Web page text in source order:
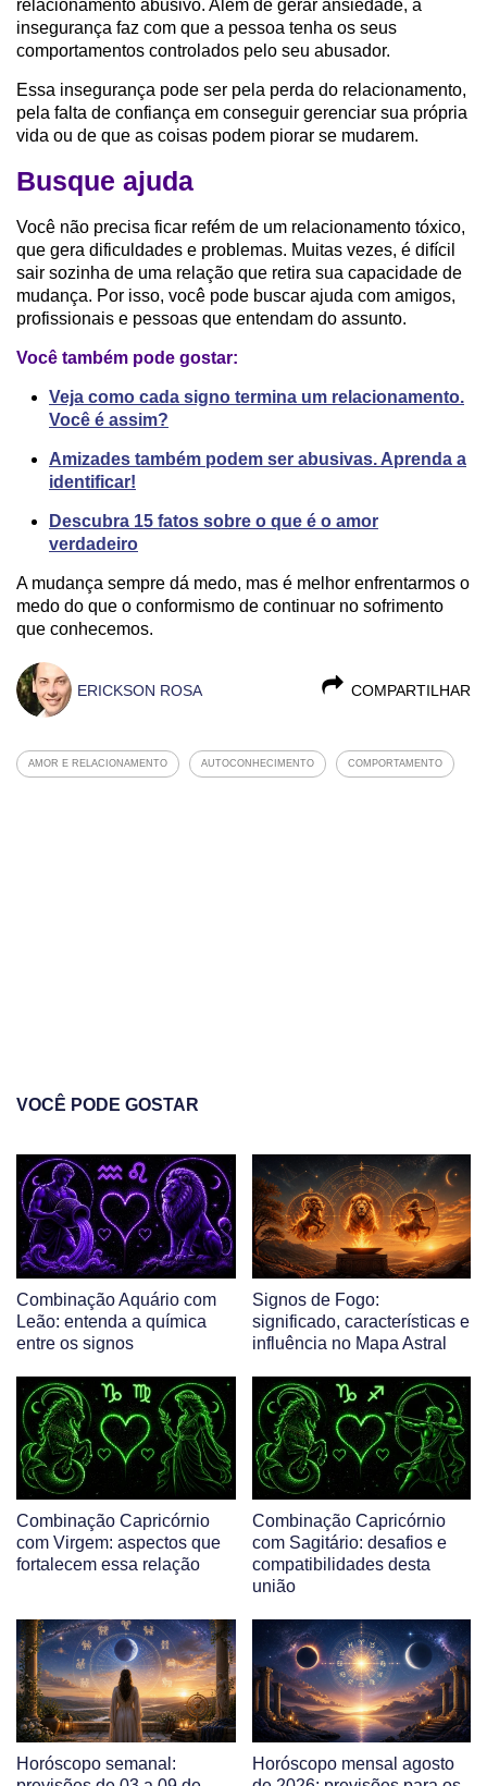
relacionamento abusivo. Além de gerar ansiedade, a
insegurança faz com que a pessoa tenha os seus
comportamentos controlados pelo seu abusador.
Essa insegurança pode ser pela perda do relacionamento,
pela falta de confiança em conseguir gerenciar sua própria
vida ou de que as coisas podem piorar se mudarem.
Busque ajuda
Você não precisa ficar refém de um relacionamento tóxico,
que gera dificuldades e problemas. Muitas vezes, é difícil
sair sozinha de uma relação que retira sua capacidade de
mudança. Por isso, você pode buscar ajuda com amigos,
profissionais e pessoas que entendam do assunto.
Você também pode gostar:
Veja como cada signo termina um relacionamento.
Você é assim?
Amizades também podem ser abusivas. Aprenda a
identificar!
Descubra 15 fatos sobre o que é o amor
verdadeiro
A mudança sempre dá medo, mas é melhor enfrentarmos o
medo do que o conformismo de continuar no sofrimento
que conhecemos.
COMPARTILHAR
ERICKSON ROSA
AMOR E RELACIONAMENTO AUTOCONHECIMENTO COMPORTAMENTO
VOCÊ PODE GOSTAR
Combinação Aquário com
Leão: entenda a química
entre os signos
Signos de Fogo:
significado, características e
influência no Mapa Astral
Combinação Capricórnio
com Virgem: aspectos que
fortalecem essa relação
Combinação Capricórnio
com Sagitário: desafios e
compatibilidades desta
união
Horóscopo semanal:
Horóscopo mensal agosto